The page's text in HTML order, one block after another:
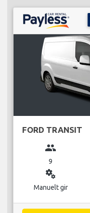
FORD TRANSIT
group
9
miscellaneous_services
Manuelt gir